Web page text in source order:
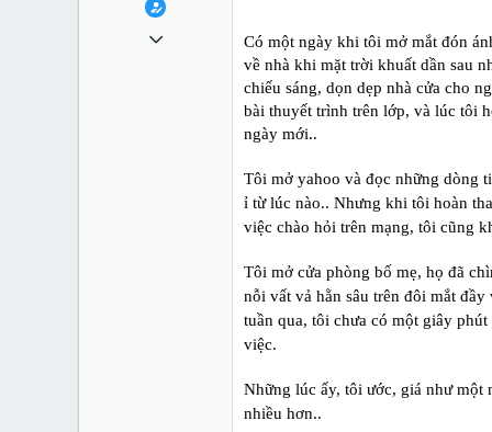
Có một ngày khi tôi mở mắt đón
về nhà khi mặt trời khuất dần sau
chiếu sáng, dọn dẹp nhà cửa cho
bài thuyết trình trên lớp, và lúc tôi
ngày mới..
Tôi mở yahoo và đọc những dòng
ỉ từ lúc nào.. Nhưng khi tôi hoàn
việc chào hỏi trên mạng, tôi cũng
Tôi mở cửa phòng bố mẹ, họ đã
nỗi vất vả hằn sâu trên đôi mắt
tuần qua, tôi chưa có một giây
việc.
Những lúc ấy, tôi ước, giá như một
nhiều hơn..